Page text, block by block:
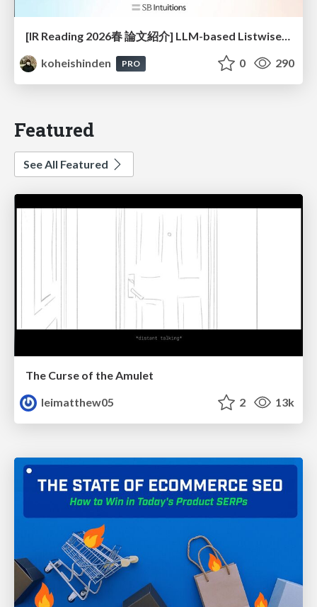
[IR Reading 2026春 論文紹介] LLM-based Listwise Reranking under the Effect of Positional Bias (ECIR 2026) /IR-Reading-2026-Spring
koheishinden
PRO 0 290
Featured
See All Featured
The Curse of the Amulet
leimatthew05
2 13k